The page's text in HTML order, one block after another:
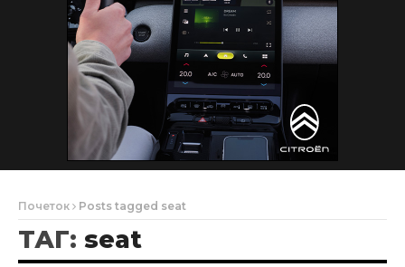
Почеток Posts tagged seat
ТАГ: seat